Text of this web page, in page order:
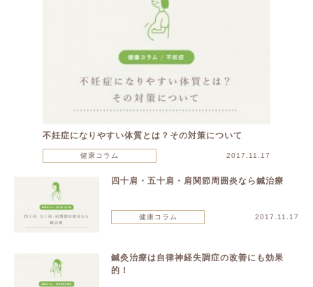
不妊症になりやすい体質とは？その対策について
健康コラム 2017.11.17
四十肩・五十肩・肩関節周囲炎なら鍼治療
健康コラム 2017.11.17
鍼灸治療は自律神経失調症の改善にも効果
的！